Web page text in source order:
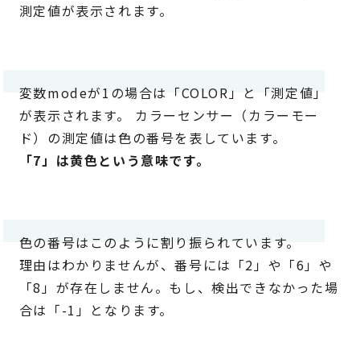
測定値が表示されます。
変数modeが1の場合は「COLOR」と「測定値」
が表示されます。 カラーセンサー（カラーモー
ド）の測定値は色の番号を表しています。
「7」は黄色という意味です。
色の番号はこのように割り振られています。
理由はわかりませんが、番号には「2」や「6」や
「8」が存在しません。もし、検出できなかった場
合は「-1」となります。